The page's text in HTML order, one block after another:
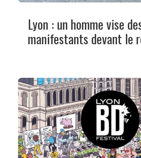
Lyon : un homme vise
manifestants devant le